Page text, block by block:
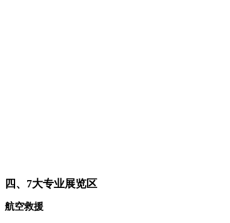
四、7大专业展览区
航空救援